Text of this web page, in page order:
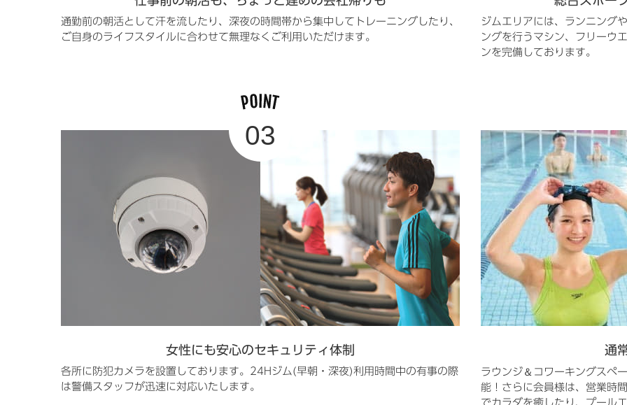
通勤前の朝活として汗を流したり、深夜の時間帯から集中してトレーニングしたり、
ご自身のライフスタイルに合わせて無理なくご利用いただけます。
ジムエリアには、ランニング
ングを行うマシン、フリーウ
ンを完備しております。
女性にも安心のセキュリティ体制
各所に防犯カメラを設置しております。24Hジム(早朝・深夜)利用時間中の有事の際
は警備スタッフが迅速に対応いたします。
通
ラウンジ ＆ コワーキングスペ
能！さらに会員様は、営業時
でカラダを癒したり、プール